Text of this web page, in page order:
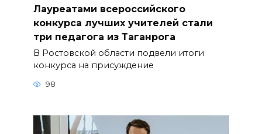
Лауреатами всероссийского
конкурса лучших учителей стали
три педагога из Таганрога
В Ростовской области подвели итоги
конкурса на присуждение
98